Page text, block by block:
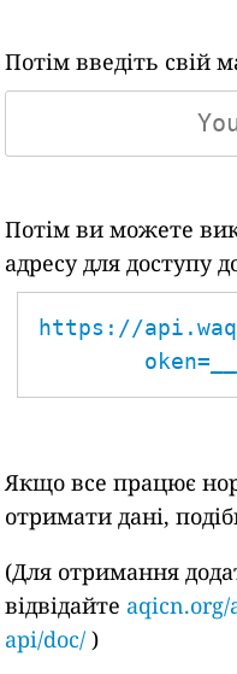
Потім введіть свій
Потім ви можете
адресу для доступу
https://
Якщо все працює
отримати дані,
(Для отримання
відвідайте aqicn.org/
api/doc/ )